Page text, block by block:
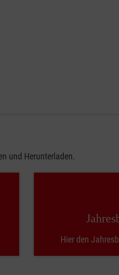
und Herunterladen.
Hier den